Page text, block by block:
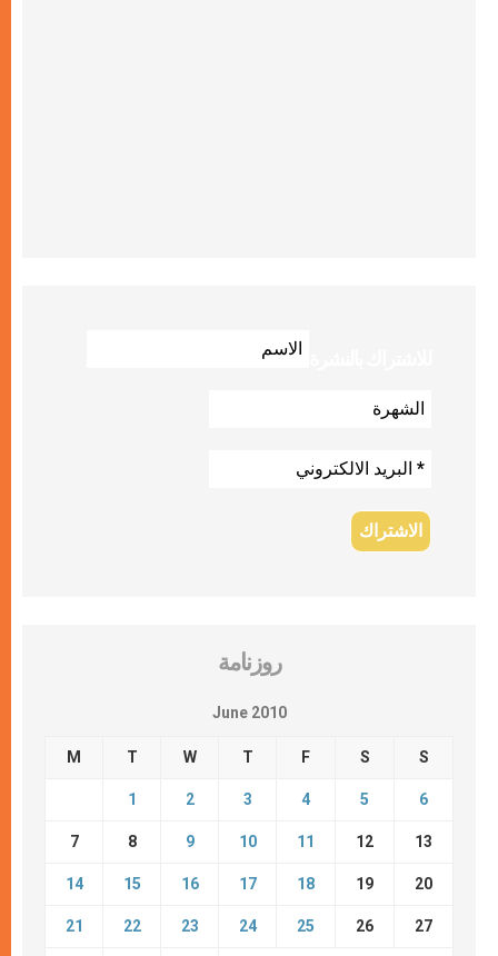
روزنامة
June 2010
M T W T F S S
1 2 3 4 5 6
7 8 9 10 11 12 13
14 15 16 17 18 19 20
21 22 23 24 25 26 27